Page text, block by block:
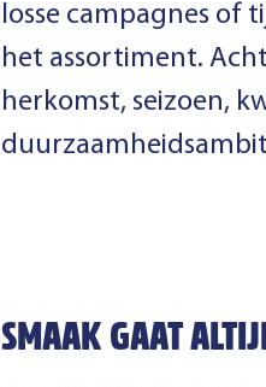
losse campagnes of
het assortiment.
herkomst, seizoen,
SMAAK GAAT